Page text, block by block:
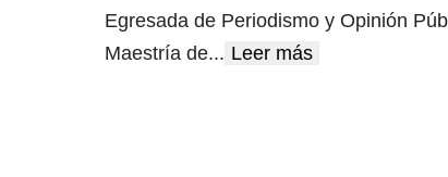
Egresada de Periodismo y Opinión
Maestría de... Leer más